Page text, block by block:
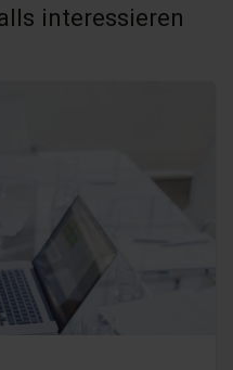
interessieren